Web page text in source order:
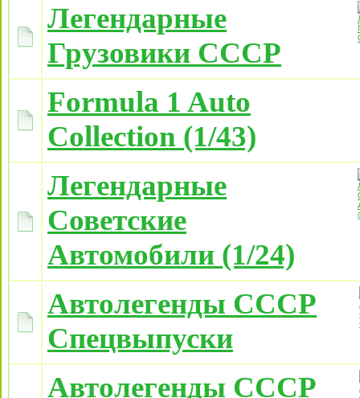
Легендарные
Грузовики СССР
Formula 1 Auto
Collection (1/43)
Легендарные
Советские
Автомобили (1/24)
Автолегенды СССР
Спецвыпуски
Автолегенды СССР